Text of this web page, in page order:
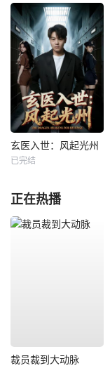
玄医入世：风起光州
已完结
正在热播
裁员裁到大动脉